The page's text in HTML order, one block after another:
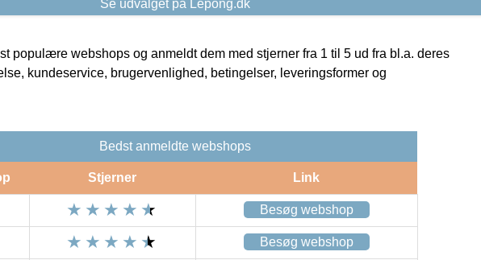
Se udvalget på Lepong.dk
populære webshops og anmeldt dem med stjerner fra 1 til 5 ud fra bl.a. deres
kundeservice, brugervenlighed, betingelser, leveringsformer og
Bedst anmeldte webshops
Stjerner Link
Besøg webshop
Besøg webshop